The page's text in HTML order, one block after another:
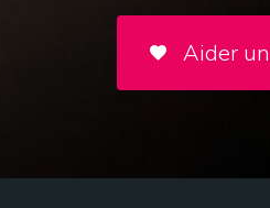
Aider